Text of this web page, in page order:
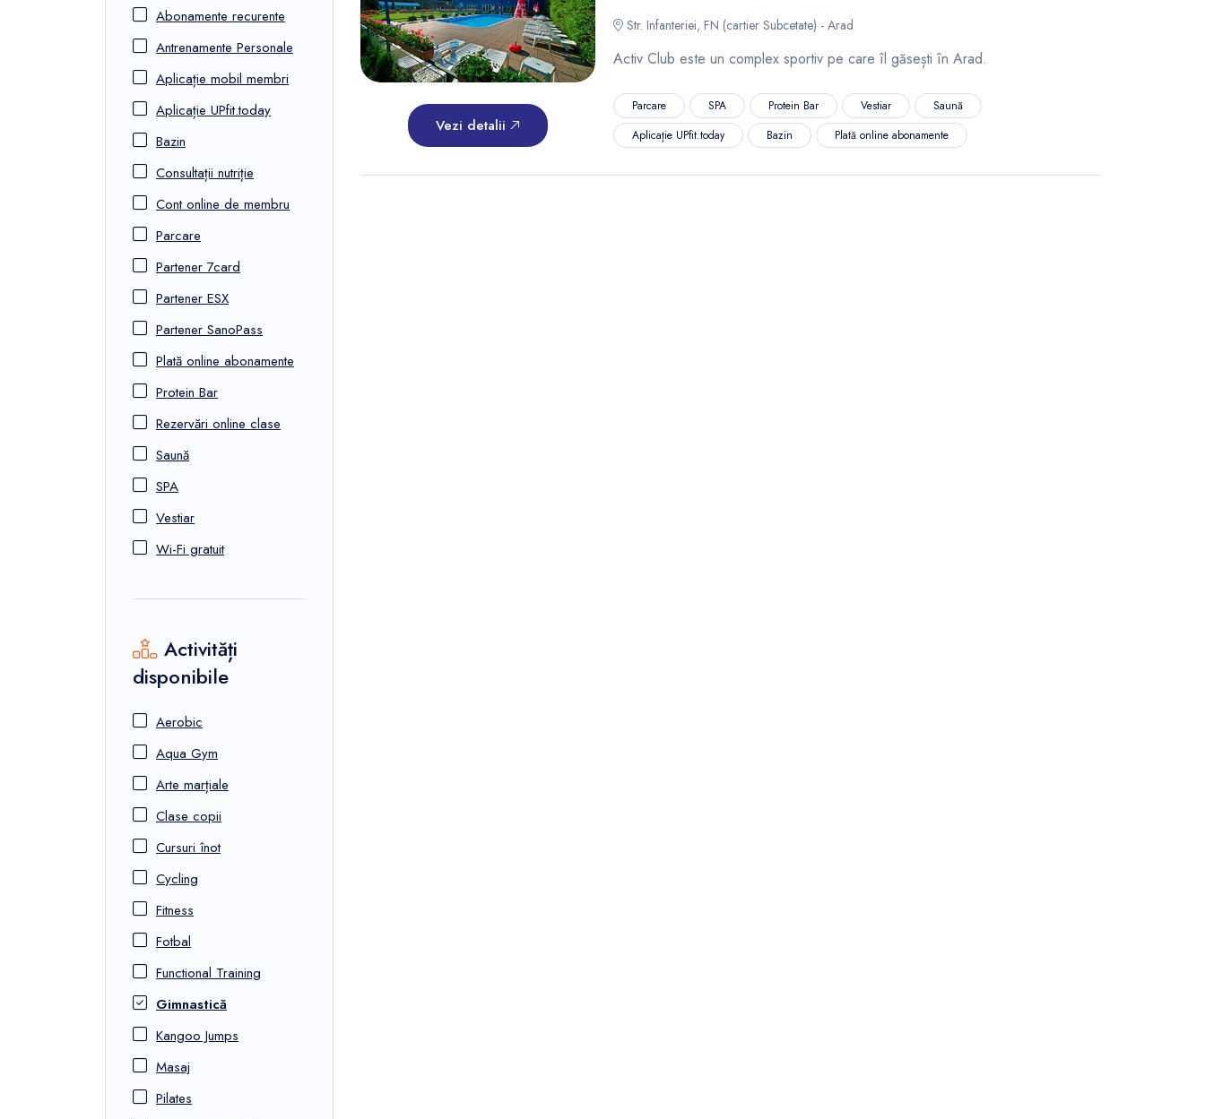
Abonamente recurente
Antrenamente Personale
Aplicație mobil membri
Aplicație UPfit.today
Bazin
Consultații nutriție
Cont online de membru
Parcare
Partener 7card
Partener ESX
Partener SanoPass
Plată online abonamente
Protein Bar
Rezervări online clase
Saună
SPA
Vestiar
Wi-Fi gratuit
Activități
disponibile
Aerobic
Aqua Gym
Arte marțiale
Clase copii
Cursuri înot
Cycling
Fitness
Fotbal
Functional Training
Gimnastică
Kangoo Jumps
Masaj
Pilates
Vezi detalii
Str. Infanteriei, FN (cartier Subcetate) - Arad
Activ Club este un complex sportiv pe care îl găsești în Arad.
Parcare SPA Protein Bar Vestiar
Saună
Aplicație UPfit.today
Bazin Plată online abonamente